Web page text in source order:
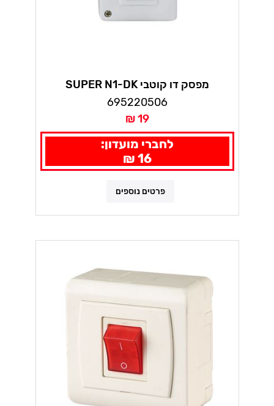
מפסק דו קוטבי SUPER N1-DK
695220506
19 ₪
לחברי מועדון:
16 ₪
פרטים נוספים